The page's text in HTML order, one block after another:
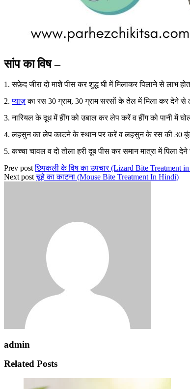
सांप का विष –
1. सफ़ेद जीरा दो माशे पीस कर शुद्ध घी में मिलाकर पिलाने से लाभ
2.प्याज़का रस 30 ग्राम, 30 ग्राम सरसों के तेल में मिला कर देने से
3. नारियल के दूध में हींग को उबाल कर लेप करें व हींग को पानी में
4. लहसुन का लेप काटने के स्थान पर करें व लहसुन के रस की 30 बूंद
5. कच्चा चावल व दो तोला हरी दूब पीस कर समान मात्रा में पिला
Prev post छिपकली के विष का उपचार (Lizard Bite Treatment
Next post चूहे का काटना (Mouse Bite Treatment In Hindi)
admin
Related Posts